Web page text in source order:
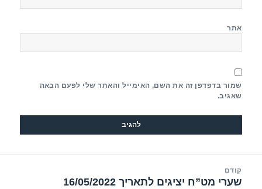
אתר
שמור בדפדפן זה את השם, האימייל והאתר שלי לפעם הבאה
שאגיב.
קודם
הפוסט
שערי מט”ח יציגים לתאריך 16/05/2022